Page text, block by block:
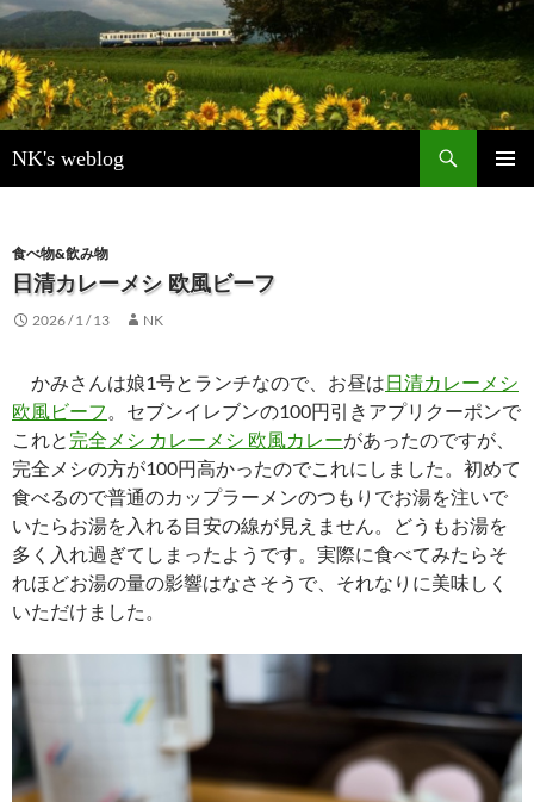
NK's weblog
索
ン
ツ
ス
プ
食べ物&飲み物
日清カレーメシ 欧風ビーフ
2026 / 1 / 13 NK
かみさんは娘1号とランチなので、お昼は日清カレーメシ
欧風ビーフ 。セブンイレブンの100円引きアプリクーポンで
これと 完全メシ カレーメシ 欧風カレーがあったのですが、
完全メシの方が100円高かったのでこれにしました。初めて
食べるので普通のカップラーメンのつもりでお湯を注いで
いたらお湯を入れる目安の線が見えません。どうもお湯を
多く入れ過ぎてしまったようです。実際に食べてみたらそ
れほどお湯の量の影響はなさそうで、それなりに美味しく
いただけました。